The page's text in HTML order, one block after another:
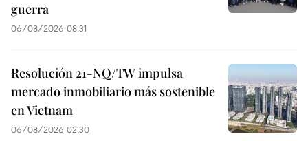
guerra
06/08/2026 08:31
Resolución 21-NQ/TW impulsa
mercado inmobiliario más sostenible
en Vietnam
06/08/2026 02:30